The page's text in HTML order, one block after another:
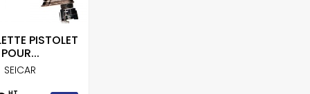
PISTOLET
POUR...
SEICAR